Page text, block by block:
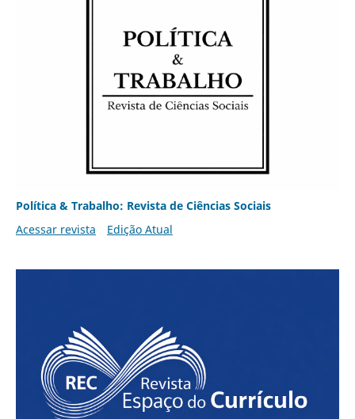
Política & Trabalho: Revista de Ciências Sociais
Acessar revista
Edição Atual